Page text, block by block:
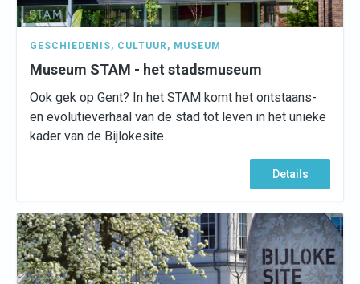
GESCHIEDENIS, CULTUUR , MUSEUM
Museum STAM - het stadsmuseum
Ook gek op Gent? In het STAM komt het ontstaans-
en evolutieverhaal van de stad tot leven in het unieke
kader van de Bijlokesite.
Details